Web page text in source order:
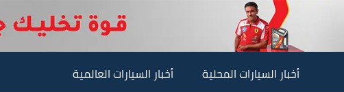
أخبار السيارات المحلية أخبار السيارات العالمية